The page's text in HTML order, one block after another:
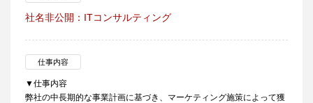
社名非公開：ITコンサルティング
仕事内容
▼仕事内容
弊社の中長期的な事業計画に基づき、マーケティング施策によって獲